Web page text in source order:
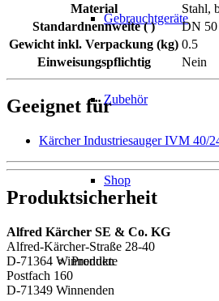
Gebrauchtgeräte
Zubehör
Shop
Produkte
Material
Stahl,
Standardnennweite ( )
DN 50
Gewicht inkl. Verpackung (kg) 0.5
Einweisungspflichtig
Nein
Geeignet für
Kärcher Industriesauger IVM 40/
Produktsicherheit
Alfred Kärcher SE & Co. KG
Alfred-Kärcher-Straße 28-40
D-71364 Winnenden
Postfach 160
D-71349 Winnenden